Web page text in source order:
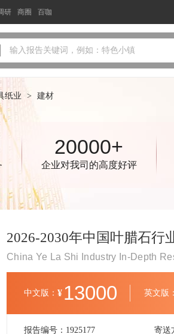
研 商圈 百咖
输入报告关键词，例如：特色小镇
纸业 > 建材
20000+
企业对我司的高度好评
2026-2030年中国叶腊石行
China Ye La Shi Industry In-Depth
中文版： ¥ 13000 英文版：
报告编号： 1925177 寄送
者